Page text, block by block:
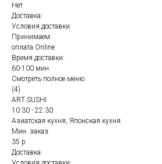
Нет
Доставка:
Условия доставки
Принимаем:
оплата Online
Время доставки:
60-100 мин.
Смотреть полное меню
(4)
ART SUSHI
10:30 - 22:30
Азиатская кухня, Японская кухня
Мин. заказ:
35 р
Доставка: